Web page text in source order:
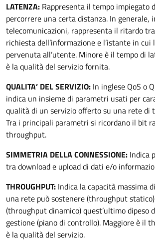
LATENZA: Rappresenta il tempo impiegato
percorrere una certa distanza. In generale,
telecomunicazioni, rappresenta il ritardo
richiesta dell’informazione e l’istante in cui
pervenuta all’utente. Minore è il tempo di
è la qualità del servizio fornita.
QUALITA’ DEL SERVIZIO: In inglese QoS o
indica un insieme di parametri usati per
qualità di un servizio offerto su una rete di
Tra i principali parametri si ricordano il bit
throughput.
SIMMETRIA DELLA CONNESSIONE: Indica
tra download e upload di dati e/o
THROUGHPUT: Indica la capacità massima
una rete può sostenere (throughput
(throughput dinamico) quest’ultimo dipeso
gestione (piano di controllo). Maggiore è il
è la qualità del servizio.